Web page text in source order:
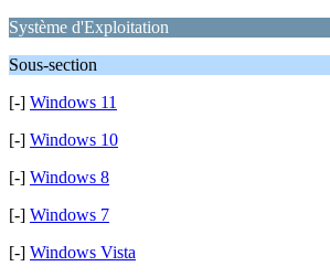
Système d'Exploitation
Sous-section
[-] Windows 11
[-] Windows 10
[-] Windows 8
[-] Windows 7
[-] Windows Vista